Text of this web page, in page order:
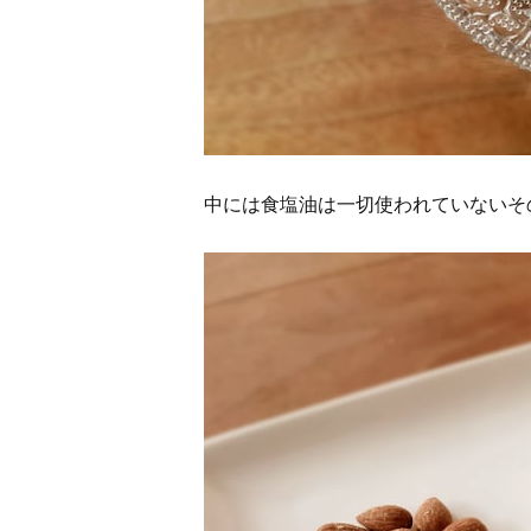
中には食塩油は一切使われていない